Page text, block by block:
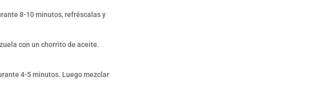
8-10 minutos, refréscalas y
con un chorrito de aceite.
4-5 minutos. Luego mezclar